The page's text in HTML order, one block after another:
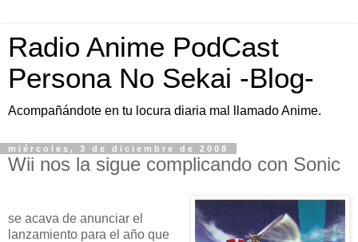
Radio Anime PodCast
Persona No Sekai -Blog-
Acompañándote en tu locura diaria mal llamado Anime.
miércoles, 3 de diciembre de 2008
Wii nos la sigue complicando con Sonic
se acava de anunciar el
lanzamiento para el año que